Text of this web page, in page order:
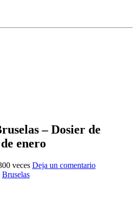
– Dosier de
enero
veces Deja un comentario
Bruselas
asistente virtual de rocio.com.
puedo ayudarte?
Rocío
Rocío?